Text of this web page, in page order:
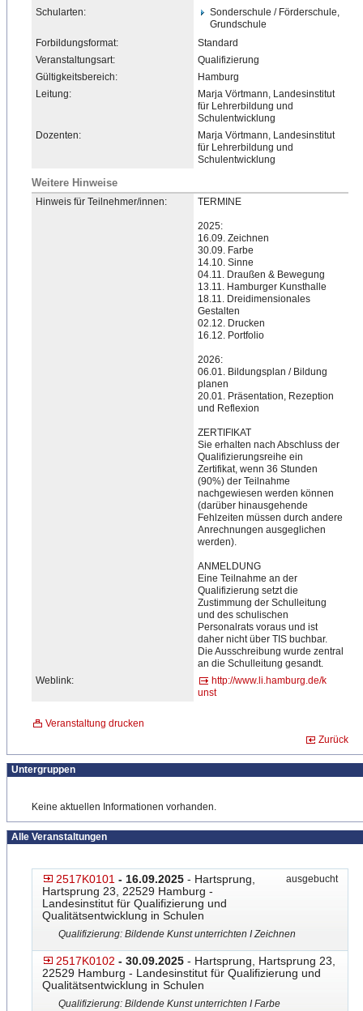
Schularten:
Sonderschule / Förderschule,
Grundschule
Forbildungsformat:
Standard
Veranstaltungsart:
Qualifizierung
Gültigkeitsbereich:
Hamburg
Leitung:
Marja Vörtmann, Landesinstitut
für Lehrerbildung und
Schulentwicklung
Dozenten:
Marja Vörtmann, Landesinstitut
für Lehrerbildung und
Schulentwicklung
Weitere Hinweise
Hinweis für Teilnehmer/innen: TERMINE
2025:
16.09. Zeichnen
30.09. Farbe
14.10. Sinne
04.11. Draußen & Bewegung
13.11. Hamburger Kunsthalle
18.11. Dreidimensionales
Gestalten
02.12. Drucken
16.12. Portfolio
2026:
06.01. Bildungsplan / Bildung
planen
20.01. Präsentation, Rezeption
und Reflexion
ZERTIFIKAT
Sie erhalten nach Abschluss der
Qualifizierungsreihe ein
Zertifikat, wenn 36 Stunden
(90%) der Teilnahme
nachgewiesen werden können
(darüber hinausgehende
Fehlzeiten müssen durch andere
Anrechnungen ausgeglichen
werden).
ANMELDUNG
Eine Teilnahme an der
Qualifizierung setzt die
Zustimmung der Schulleitung
und des schulischen
Personalrats voraus und ist
daher nicht über TIS buchbar.
Die Ausschreibung wurde zentral
an die Schulleitung gesandt.
Weblink:
http://www.li.hamburg.de/k
unst
Veranstaltung drucken
Zurück
Untergruppen
Keine aktuellen Informationen vorhanden.
Alle Veranstaltungen
2517K0101 - 16.09.2025 - Hartsprung,
Hartsprung 23, 22529 Hamburg -
Landesinstitut für Qualifizierung und
Qualitätsentwicklung in Schulen
ausgebucht
Qualifizierung: Bildende Kunst unterrichten I Zeichnen
2517K0102 - 30.09.2025 - Hartsprung, Hartsprung 23,
22529 Hamburg - Landesinstitut für Qualifizierung und
Qualitätsentwicklung in Schulen
Qualifizierung: Bildende Kunst unterrichten I Farbe